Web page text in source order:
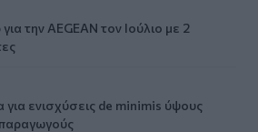
την AEGEAN τον Ιούλιο με 2
ενισχύσεις de minimis ύψους